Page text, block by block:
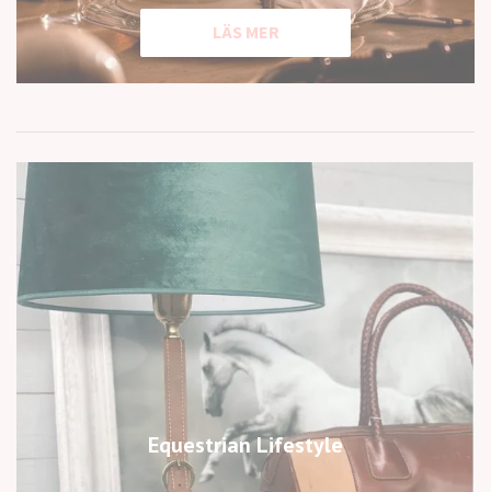
LÄS MER
Equestrian Lifestyle